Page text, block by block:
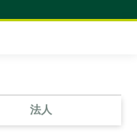
法人